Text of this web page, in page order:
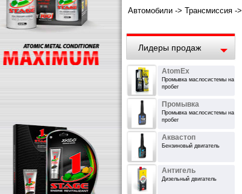
Автомобили -> Трансмиссия ->
Лидеры продаж
AtomEx
Промывка маслосистемы на
пробег
Промывка
Промывка маслосистемы на
пробег
Аквастоп
Бензиновый двигатель
Антигель
Дизельный двигатель